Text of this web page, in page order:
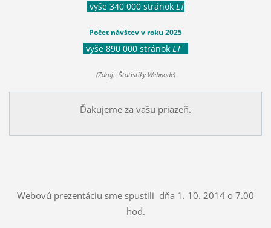
vyše 340 000 stránok LT
Počet návštev v roku 2025
vyše 890 000 stránok LT
(Zdroj: Štatistiky Webnode)
Ďakujeme za vašu priazeň.
Webovú prezentáciu sme spustili dňa 1. 10. 2014 o 7.00
hod.